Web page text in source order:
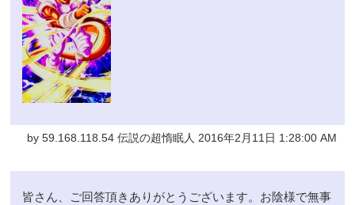
by 59.168.118.54 伝説の超惰眠人 2016年2月11日 1:28:00 AM
皆さん、ご回答頂きありがとうございます。お陰様で無事